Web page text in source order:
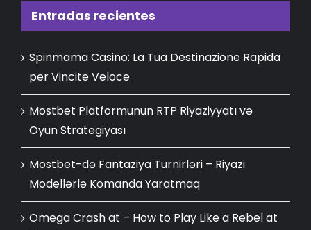
Entradas recientes
Spinmama Casino: La Tua Destinazione Rapida
per Vincite Veloce
Mostbet Platformunun RTP Riyaziyyatı və
Oyun Strategiyası
Mostbet-də Fantaziya Turnirləri – Riyazi
Modellərlə Komanda Yaratmaq
Omega Crash at – How to Play Like a Rebel at